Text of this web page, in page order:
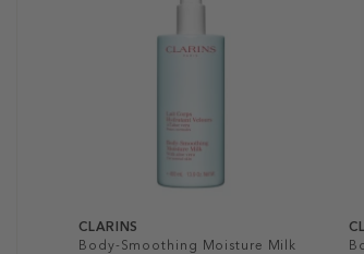
CLARINS
Body-Smoothing Moisture Milk